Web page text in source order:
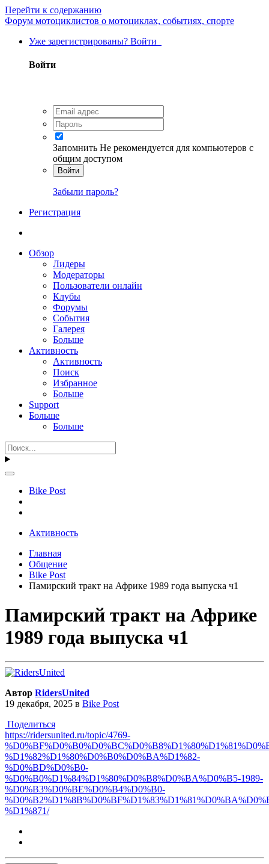
Перейти к содержанию
Форум мотоциклистов о мотоциклах, событиях, спорте
Уже зарегистрированы? Войти
Войти
Запомнить Не рекомендуется для компьютеров с
общим доступом
Войти
Забыли пароль?
Регистрация
Обзор
Лидеры
Модераторы
Пользователи онлайн
Клубы
Форумы
События
Галерея
Больше
Активность
Активность
Поиск
Избранное
Больше
Support
Больше
Больше
Bike Post
Активность
Главная
Общение
Bike Post
Памирский тракт на Африке 1989 года выпуска ч1
Памирский тракт на Африке
1989 года выпуска ч1
Автор RidersUnited
19 декабря, 2025 в Bike Post
Поделиться
https://ridersunited.ru/topic/4769-
%D1%82%D1%80%D0%B0%D0%BA%D1%82-
%D0%BD%D0%B0-
%D0%B0%D1%84%D1%80%D0%B8%D0%BA%D0%B5-1989-
%D0%B3%D0%BE%D0%B4%D0%B0-
%D1%871/